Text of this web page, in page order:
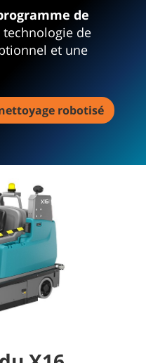
de
technologie de
et une
robotisé